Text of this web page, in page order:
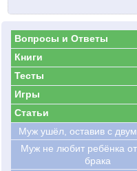
Вопросы и Ответы
Книги
Тесты
Игры
Статьи
Муж ушёл, оставив с
Муж не любит ребёнка от
брака